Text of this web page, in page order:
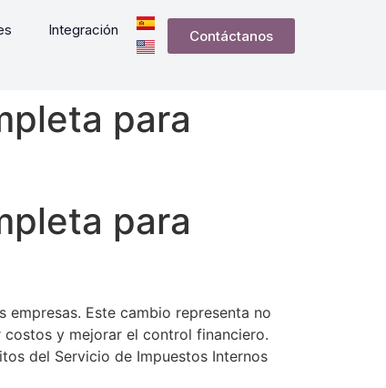
Integración Contáctanos
para
para
Este cambio representa no
y mejorar el control financiero.
del Servicio de Impuestos Internos